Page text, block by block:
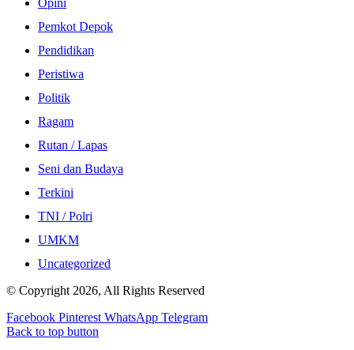
Opini
Pemkot Depok
Pendidikan
Peristiwa
Politik
Ragam
Rutan / Lapas
Seni dan Budaya
Terkini
TNI / Polri
UMKM
Uncategorized
© Copyright 2026, All Rights Reserved
Facebook Pinterest WhatsApp Telegram
Back to top button